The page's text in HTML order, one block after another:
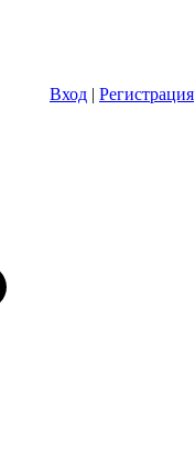
Вход | Регистрация